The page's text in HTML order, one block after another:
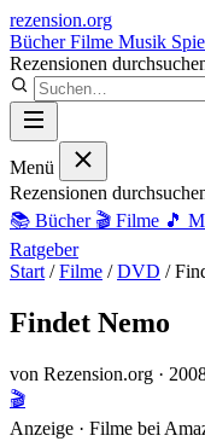
rezension.org
BücherFilme Musik
Rezensionen
Menü
Rezensionen
📚 Bücher 🎬 Filme 🎵
Ratgeber
Start / Filme / DVD /
Findet Nemo
von Rezension.org ·
🎬
Anzeige · Filme bei